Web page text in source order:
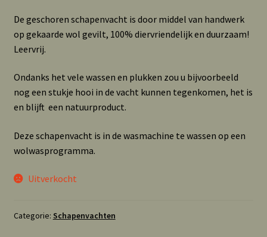
De geschoren schapenvacht is door middel van handwerk
op gekaarde wol gevilt, 100% diervriendelijk en duurzaam!
Leervrij.
Ondanks het vele wassen en plukken zou u bijvoorbeeld
nog een stukje hooi in de vacht kunnen tegenkomen, het is
en blijft een natuurproduct.
Deze schapenvacht is in de wasmachine te wassen op een
wolwasprogramma.
Uitverkocht
Categorie: Schapenvachten